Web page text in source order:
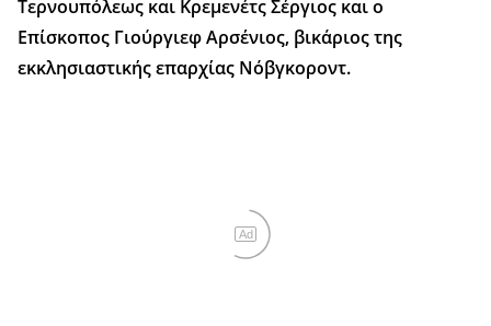
Τερνουπόλεως και Κρεμενέτς Σέργιος και ο
Επίσκοπος Γιούργιεφ Αρσένιος, βικάριος της
εκκλησιαστικής επαρχίας Νόβγκοροντ.
Ad